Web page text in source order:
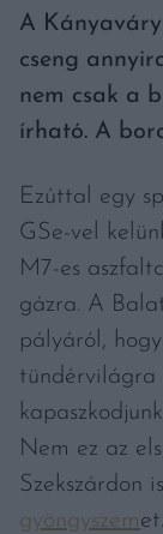
A
cseng
nem csak a
írható. A
Ezúttal egy
GSe-vel
M7-es
gázra. A
pályáról,
tündérvilágra
Nem ez az
Szekszárdon
gyöngyszemet.